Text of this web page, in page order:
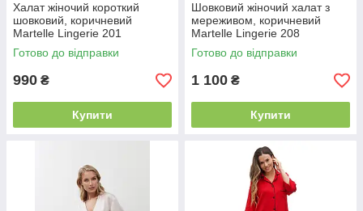
Халат жіночий короткий
шовковий, коричневий
Martelle Lingerie 201
Готово до відправки
990 ₴
Купити
Шовковий жіночий халат з
мереживом, коричневий
Martelle Lingerie 208
Готово до відправки
1 100 ₴
Купити